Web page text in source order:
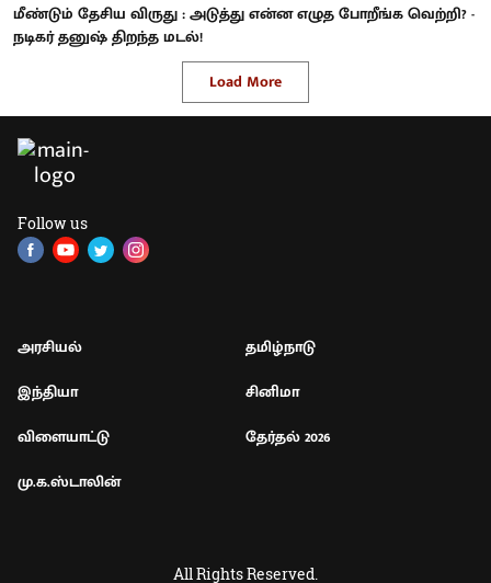
மீண்டும் தேசிய விருது : அடுத்து என்ன எழுத போறீங்க வெற்றி? -
நடிகர் தனுஷ் திறந்த மடல்!
Load More
Follow us
அரசியல்
தமிழ்நாடு
இந்தியா
சினிமா
விளையாட்டு
தேர்தல் 2026
மு.க.ஸ்டாலின்
All Rights Reserved.